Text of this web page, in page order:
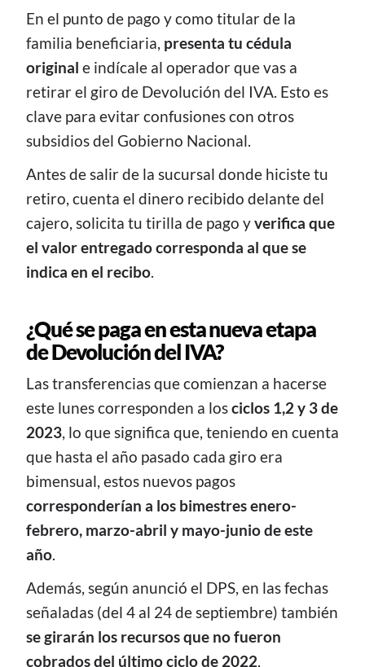
En el punto de pago y como titular de la
familia beneficiaria, presenta tu cédula
original e indícale al operador que vas a
retirar el giro de Devolución del IVA. Esto es
clave para evitar confusiones con otros
subsidios del Gobierno Nacional.
Antes de salir de la sucursal donde hiciste tu
retiro, cuenta el dinero recibido delante del
cajero, solicita tu tirilla de pago yverifica que
el valor entregado corresponda al que se
indica en el recibo.
¿Qué se paga en esta nueva etapa
de Devolución del IVA?
Las transferencias que comienzan a hacerse
este lunes corresponden a losciclos 1,2 y 3 de
2023, lo que significa que, teniendo en cuenta
que hasta el año pasado cada giro era
bimensual, estos nuevos pagos
corresponderían a los bimestres enero-
febrero, marzo-abril y mayo-junio de este
año.
Además, según anunció el DPS, en las fechas
señaladas (del 4 al 24 de septiembre) también
se girarán los recursos que no fueron
cobrados del último ciclo de 2022,